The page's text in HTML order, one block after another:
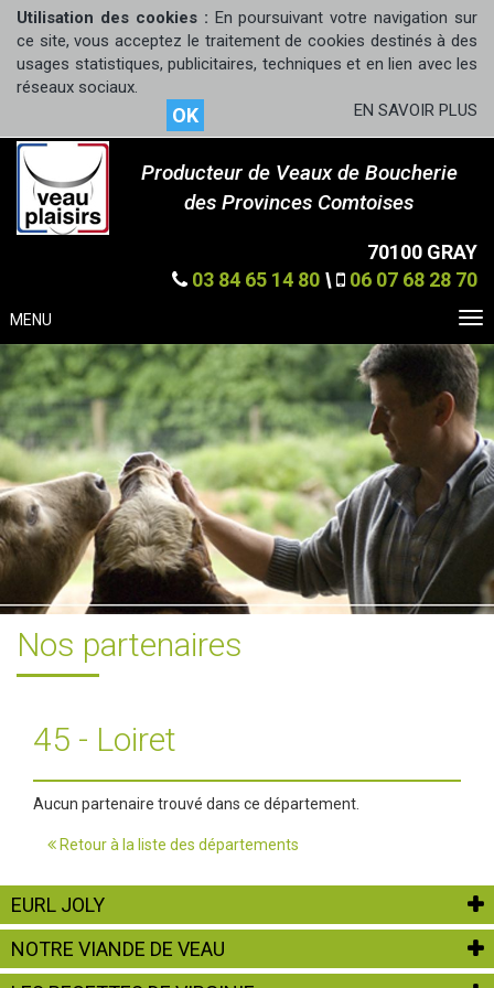
Utilisation des cookies : En poursuivant votre navigation sur
ce site, vous acceptez le traitement de cookies destinés à des
usages statistiques, publicitaires, techniques et en lien avec les
réseaux sociaux.
OK EN SAVOIR PLUS
Producteur de Veaux de Boucherie
des Provinces Comtoises
70100 GRAY
03 84 65 14 80 \ 06 07 68 28 70
MENU
Nos partenaires
45 - Loiret
Aucun partenaire trouvé dans ce département.
Retour à la liste des départements
EURL JOLY
NOTRE VIANDE DE VEAU